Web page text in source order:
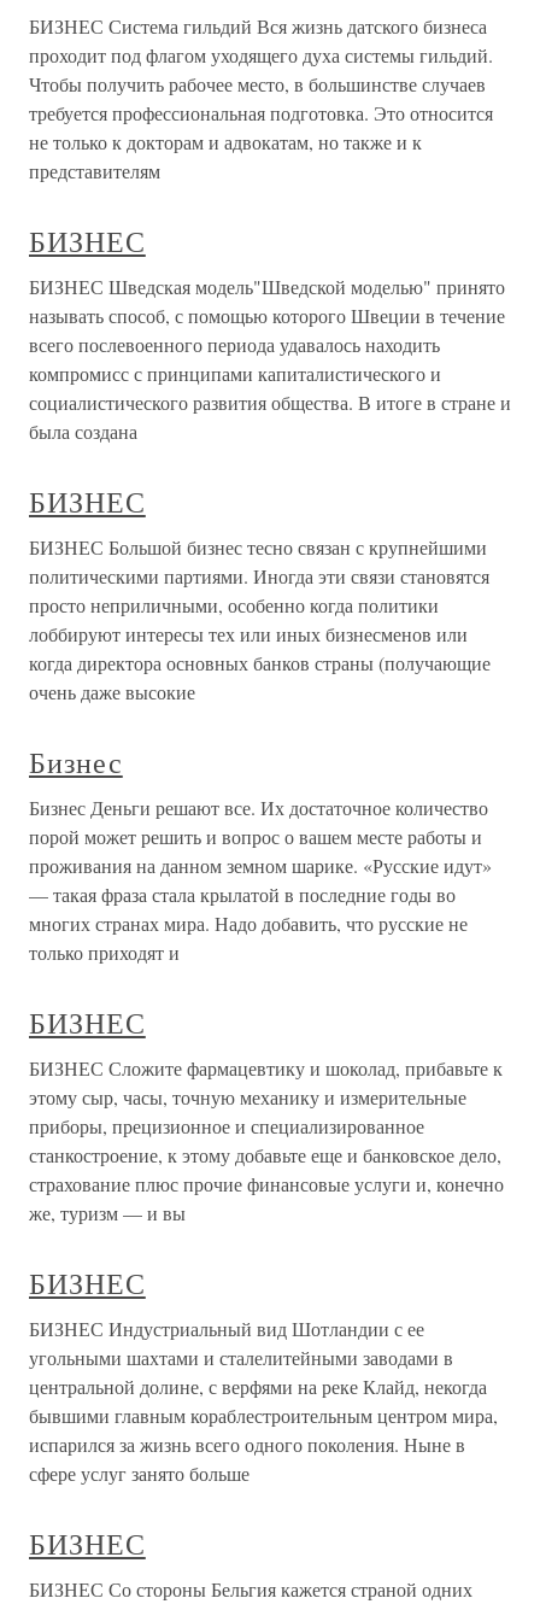
БИЗНЕС Система гильдий Вся жизнь датского бизнеса
проходит под флагом уходящего духа системы гильдий.
Чтобы получить рабочее место, в большинстве случаев
требуется профессиональная подготовка. Это относится
не только к докторам и адвокатам, но также и к
представителям
БИЗНЕС
БИЗНЕС Шведская модель"Шведской моделью" принято
называть способ, с помощью которого Швеции в течение
всего послевоенного периода удавалось находить
компромисс с принципами капиталистического и
социалистического развития общества. В итоге в стране и
была создана
БИЗНЕС
БИЗНЕС Большой бизнес тесно связан с крупнейшими
политическими партиями. Иногда эти связи становятся
просто неприличными, особенно когда политики
лоббируют интересы тех или иных бизнесменов или
когда директора основных банков страны (получающие
очень даже высокие
Бизнес
Бизнес Деньги решают все. Их достаточное количество
порой может решить и вопрос о вашем месте работы и
проживания на данном земном шарике. «Русские идут»
— такая фраза стала крылатой в последние годы во
многих странах мира. Надо добавить, что русские не
только приходят и
БИЗНЕС
БИЗНЕС Сложите фармацевтику и шоколад, прибавьте к
этому сыр, часы, точную механику и измерительные
приборы, прецизионное и специализированное
станкостроение, к этому добавьте еще и банковское дело,
страхование плюс прочие финансовые услуги и, конечно
же, туризм — и вы
БИЗНЕС
БИЗНЕС Индустриальный вид Шотландии с ее
угольными шахтами и сталелитейными заводами в
центральной долине, с верфями на реке Клайд, некогда
бывшими главным кораблестроительным центром мира,
испарился за жизнь всего одного поколения. Ныне в
сфере услуг занято больше
БИЗНЕС
БИЗНЕС Со стороны Бельгия кажется страной одних